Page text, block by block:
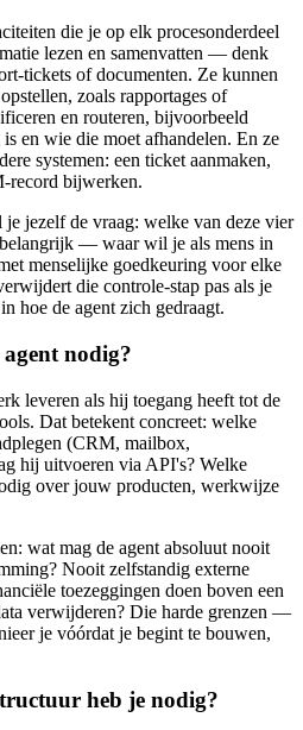
die je op elk procesonderdeel
lezen en samenvatten — denk
tickets of documenten. Ze kunnen
zoals rapportages of
en routeren, bijvoorbeeld
en wie die moet afhandelen. En ze
systemen: een ticket aanmaken,
record bijwerken.
jezelf de vraag: welke van deze vier
— waar wil je als mens in
menselijke goedkeuring voor elke
die controle-stap pas als je
hoe de agent zich gedraagt.
nodig?
leveren als hij toegang heeft tot de
Dat betekent concreet: welke
(CRM, mailbox,
hij uitvoeren via API's? Welke
over jouw producten, werkwijze
wat mag de agent absoluut nooit
Nooit zelfstandig externe
toezeggingen doen boven een
verwijderen? Die harde grenzen —
je vóórdat je begint te bouwen,
heb je nodig?